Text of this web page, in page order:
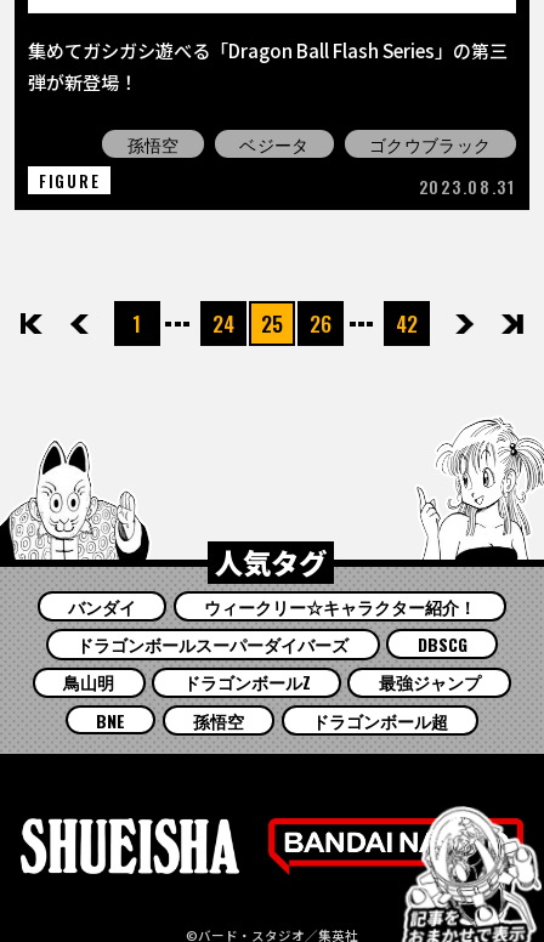
集めてガシガシ遊べる「Dragon Ball Flash Series」の第三
弾が新登場！
孫悟空 ベジータ
ゴクウブラック
FIGURE
2023.08.31
先頭 前へ1 24 25 26 42次へ最後
人気タグ
バンダイ
ウィークリー☆キャラクター紹介！
ドラゴンボールスーパーダイバーズ
DBSCG
鳥山明
ドラゴンボールZ
最強ジャンプ
BNE
孫悟空 ドラゴンボール超
©バード・スタジオ／集英社